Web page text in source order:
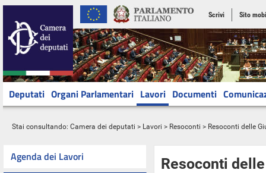
Scrivi Sito
Deputati Organi Parlamentari Lavori Documenti
Stai consultando: Camera dei deputati > Lavori > Resoconti > Resoconti delle
Agenda dei Lavori
Resoconti